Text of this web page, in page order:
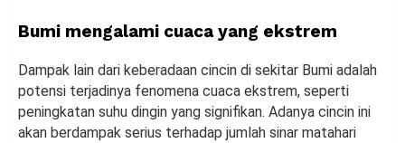
Bumi mengalami cuaca yang ekstrem
Dampak lain dari keberadaan cincin di sekitar Bumi adalah
potensi terjadinya fenomena cuaca ekstrem, seperti
peningkatan suhu dingin yang signifikan. Adanya cincin ini
akan berdampak serius terhadap jumlah sinar matahari